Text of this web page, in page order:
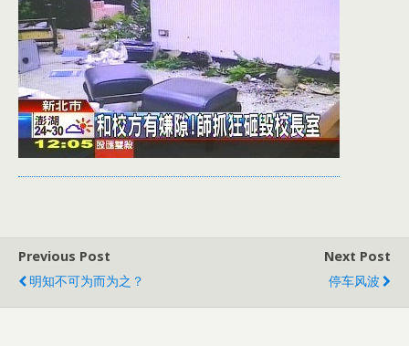
Previous Post
明知不可为而为之？
Next Post
停车风波